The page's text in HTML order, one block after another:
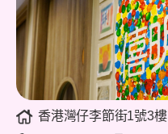
香港灣仔李節街1號3樓